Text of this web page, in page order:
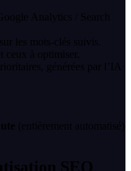
Analytics / Search
les mots-clés suivis.
à optimiser.
générées par l’IA
(entièrement automatisé)
SEO